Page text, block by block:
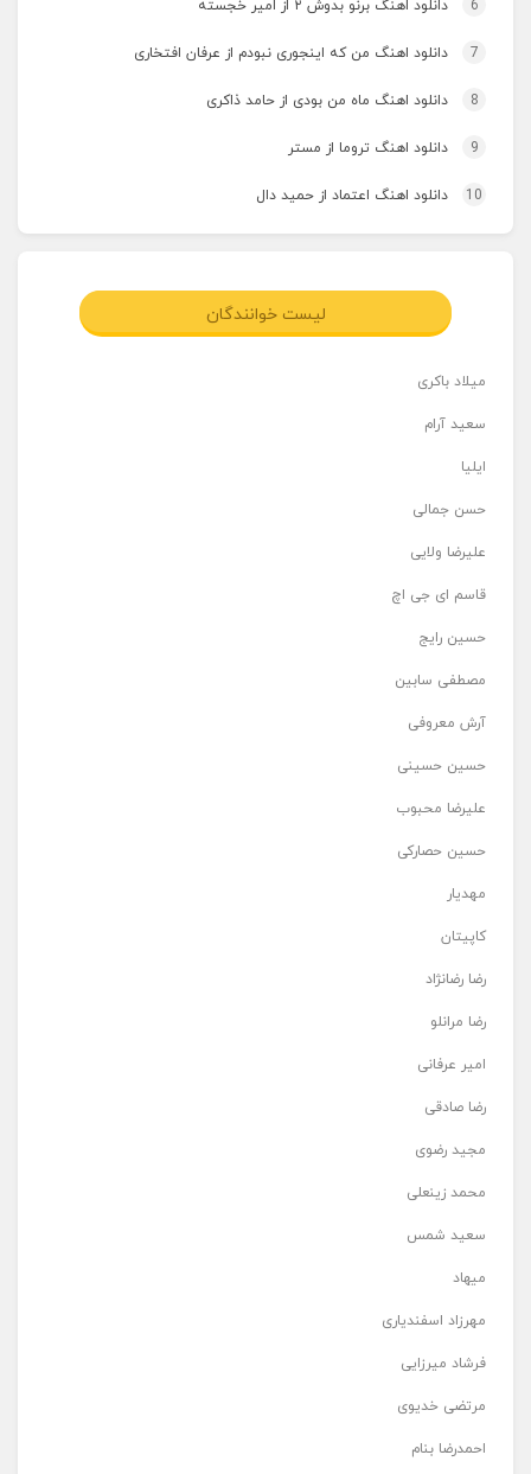
6 دانلود اهنگ برنو بدوش ۲ از امیر خجسته
7 دانلود اهنگ من که اینجوری نبودم از عرفان افتخاری
8 دانلود اهنگ ماه من بودی از حامد ذاکری
9 دانلود اهنگ تروما از مستر
10 دانلود اهنگ اعتماد از حمید دال
لیست خوانندگان
میلاد باکری
سعید آرام
ایلیا
حسن جمالی
علیرضا ولایی
قاسم ای جی اچ
حسین رایج
مصطفی سابین
آرش معروفی
حسین حسینی
علیرضا محبوب
حسین حصارکی
مهدیار
کاپیتان
رضا رضانژاد
رضا مرانلو
امیر عرفانی
رضا صادقی
مجید رضوی
محمد زینعلی
سعید شمس
میهاد
مهرزاد اسفندیاری
فرشاد میرزایی
مرتضی خدیوی
احمدرضا بنام